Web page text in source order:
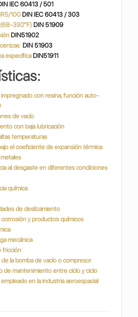
IEC 60413 / 501
100 DIN IEC 60413 / 303
(68-392°F) DIN 51909
DIN51902
DIN 51903
específicaDIN51911
con resina, función auto-
de vacío
con baja lubricación
temperaturas
el coeficiente de expansión térmica
al desgaste en diferentes condiciones
química
de deslizamiento
corrosión y productos químicos
mecánica
fricción
de la bomba de vacío o compresor
de mantenimiento entre ciclo y ciclo
en la industriaaeroespacial